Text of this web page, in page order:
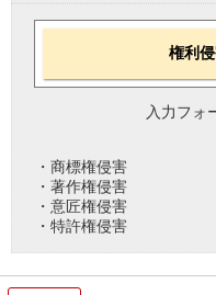
権利
入力フォ
・商標権侵害
・著作権侵害
・意匠権侵害
・特許権侵害